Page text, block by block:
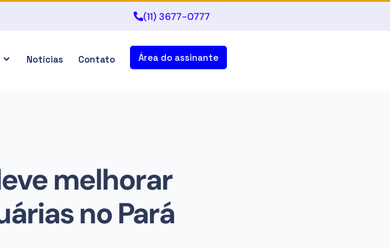
(11) 3677-0777
Notícias Contato Área do assinante
melhorar
no Pará